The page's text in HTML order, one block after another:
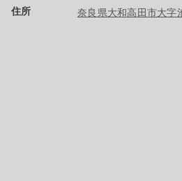
住所 奈良県大和高田市大字